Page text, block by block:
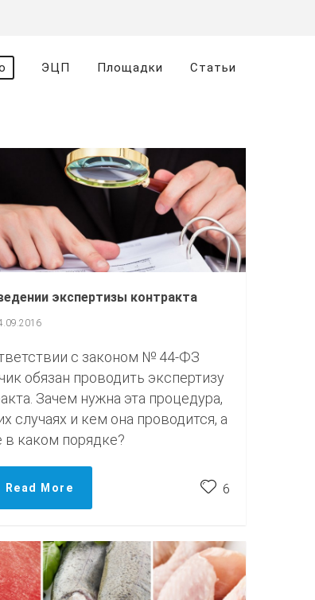
ЭЦП Площадки Статьи
экспертизы контракта
с законом № 44-ФЗ
обязан проводить экспертизу
Зачем нужна эта процедура,
случаях и кем она проводится, а
в каком порядке?
Read More 6